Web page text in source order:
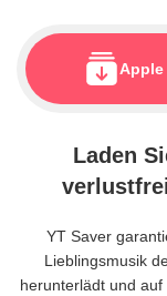
Apple
Laden
YT Saver
Lieblingsmusik
herunterlädt und